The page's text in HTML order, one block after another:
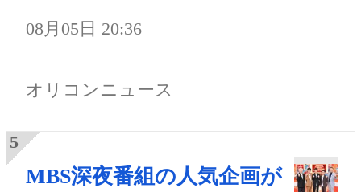
08月05日 20:36
オリコンニュース
MBS深夜番組の人気企画が